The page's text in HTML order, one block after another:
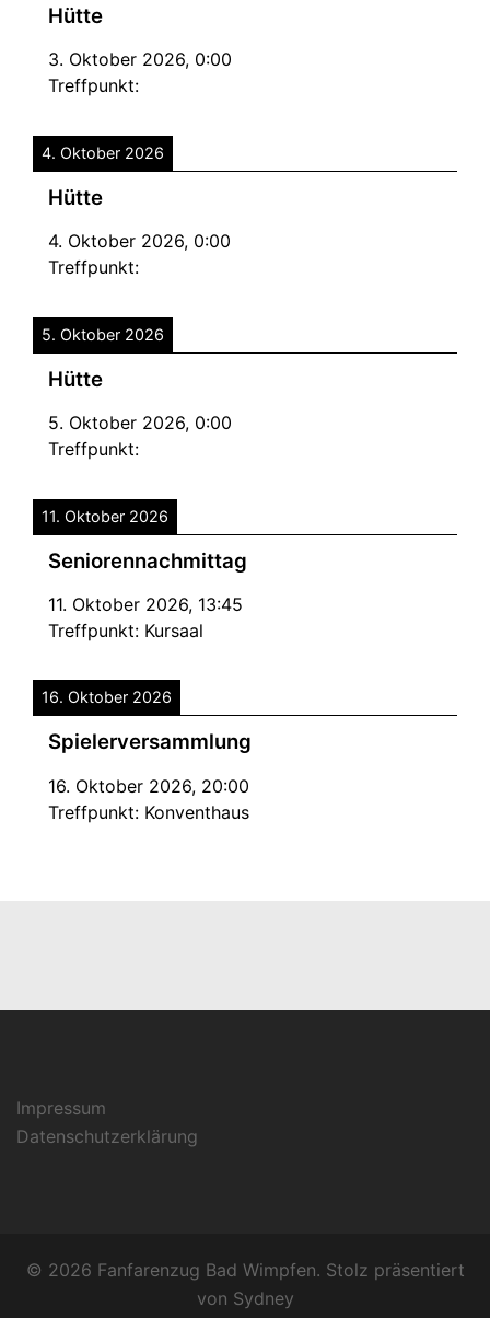
Hütte
3. Oktober 2026, 0:00
Treffpunkt:
4. Oktober 2026
Hütte
4. Oktober 2026, 0:00
Treffpunkt:
5. Oktober 2026
Hütte
5. Oktober 2026, 0:00
Treffpunkt:
11. Oktober 2026
Seniorennachmittag
11. Oktober 2026, 13:45
Treffpunkt: Kursaal
16. Oktober 2026
Spielerversammlung
16. Oktober 2026, 20:00
Treffpunkt: Konventhaus
Impressum
Datenschutzerklärung
© 2026 Fanfarenzug Bad Wimpfen. Stolz präsentiert
von Sydney